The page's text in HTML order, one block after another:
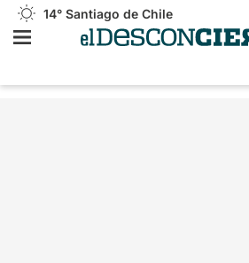
14° Santiago de Chile